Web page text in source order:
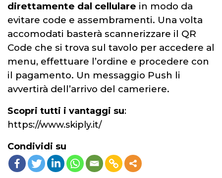
direttamente dal cellulare in modo da
evitare code e assembramenti. Una volta
accomodati basterà scannerizzare il QR
Code che si trova sul tavolo per accedere al
menu, effettuare l’ordine e procedere con
il pagamento. Un messaggio Push li
avvertirà dell’arrivo del cameriere.
Scopri tutti i vantaggi su:
https://www.skiply.it/
Condividi su